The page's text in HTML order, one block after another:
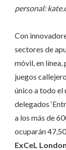
personal:
Con
sectores de
móvil, en línea,
juegos
único a todo el
delegados
a los más de
ocuparán
ExCeL London